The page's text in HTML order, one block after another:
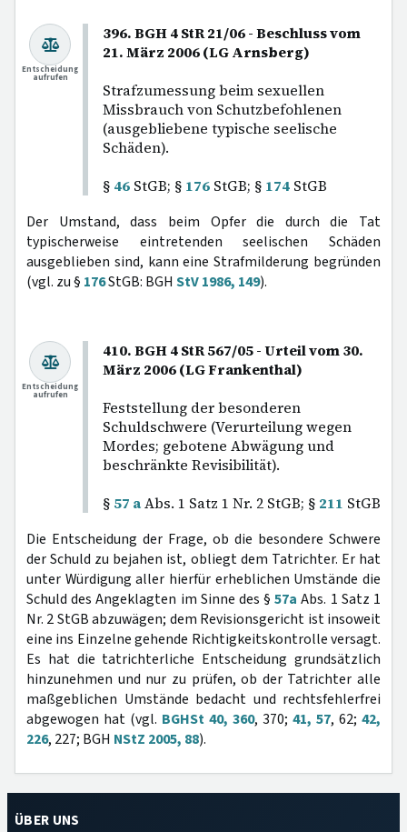
396. BGH 4 StR 21/06 - Beschluss vom
21. März 2006 (LG Arnsberg)
Strafzumessung beim sexuellen
Missbrauch von Schutzbefohlenen
(ausgebliebene typische seelische
Schäden).
§ 46 StGB; § 176 StGB; § 174 StGB
Entscheidung
aufrufen
Der Umstand, dass beim Opfer die durch die Tat
typischerweise eintretenden seelischen Schäden
ausgeblieben sind, kann eine Strafmilderung begründen
(vgl. zu § 176StGB: BGH StV 1986, 149).
410. BGH 4 StR 567/05 - Urteil vom 30.
März 2006 (LG Frankenthal)
Feststellung der besonderen
Schuldschwere (Verurteilung wegen
Mordes; gebotene Abwägung und
beschränkte Revisibilität).
§ 57 aAbs. 1 Satz 1 Nr. 2 StGB; § 211 StGB
Entscheidung
aufrufen
Die Entscheidung der Frage, ob die besondere Schwere
der Schuld zu bejahen ist, obliegt dem Tatrichter. Er hat
unter Würdigung aller hierfür erheblichen Umstände die
Schuld des Angeklagten im Sinne des §57a Abs. 1 Satz 1
Nr. 2 StGB abzuwägen; dem Revisionsgericht ist insoweit
eine ins Einzelne gehende Richtigkeitskontrolle versagt.
Es hat die tatrichterliche Entscheidung grundsätzlich
hinzunehmen und nur zu prüfen, ob der Tatrichter alle
maßgeblichen Umstände bedacht und rechtsfehlerfrei
abgewogen hat (vgl. BGHSt 40, 360, 370; 41, 57, 62; 42,
226, 227; BGH NStZ 2005, 88).
ÜBER UNS